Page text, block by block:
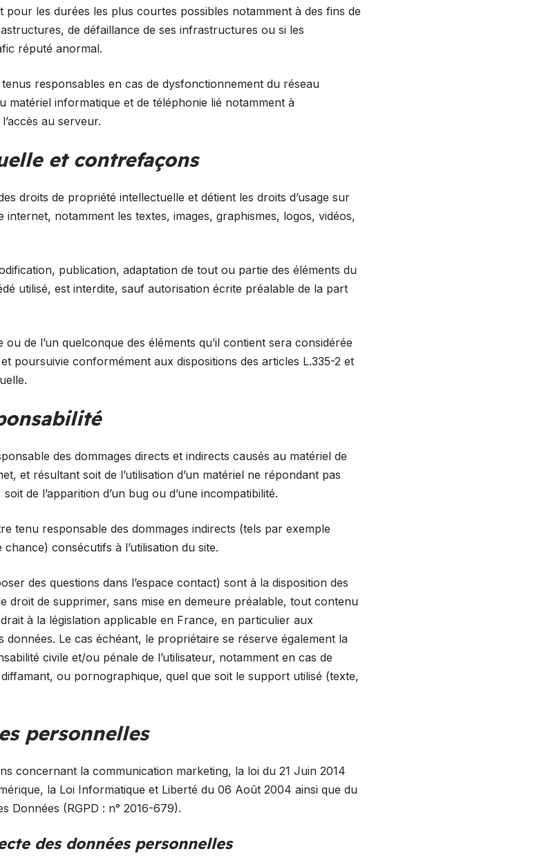
pour les durées les plus courtes possibles notamment à des fins de
de défaillance de ses infrastructures ou si les
réputé anormal.
responsables en cas de dysfonctionnement du réseau
matériel informatique et de téléphonie lié notamment à
au serveur.
et contrefaçons
droits de propriété intellectuelle et détient les droits d’usage sur
internet, notamment les textes, images, graphismes, logos, vidéos,
publication, adaptation de tout ou partie des éléments du
utilisé, est interdite, sauf autorisation écrite préalable de la part
de l’un quelconque des éléments qu’il contient sera considérée
poursuivie conformément aux dispositions des articles L.335-2 et
des dommages directs et indirects causés au matériel de
et résultant soit de l’utilisation d’un matériel ne répondant pas
de l’apparition d’un bug ou d’une incompatibilité.
tenu responsable des dommages indirects (tels par exemple
consécutifs à l’utilisation du site.
des questions dans l’espace contact) sont à la disposition des
droit de supprimer, sans mise en demeure préalable, tout contenu
à la législation applicable en France, en particulier aux
données. Le cas échéant, le propriétaire se réserve également la
civile et/ou pénale de l’utilisateur, notamment en cas de
ou pornographique, quel que soit le support utilisé (texte,
personnelles
concernant la communication marketing, la loi du 21 Juin 2014
la Loi Informatique et Liberté du 06 Août 2004 ainsi que du
Données (RGPD : n° 2016-679).
des données personnelles